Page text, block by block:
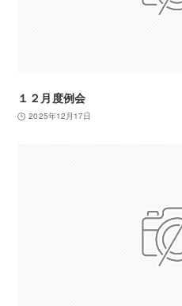
１２月度例会
2025年12月17日